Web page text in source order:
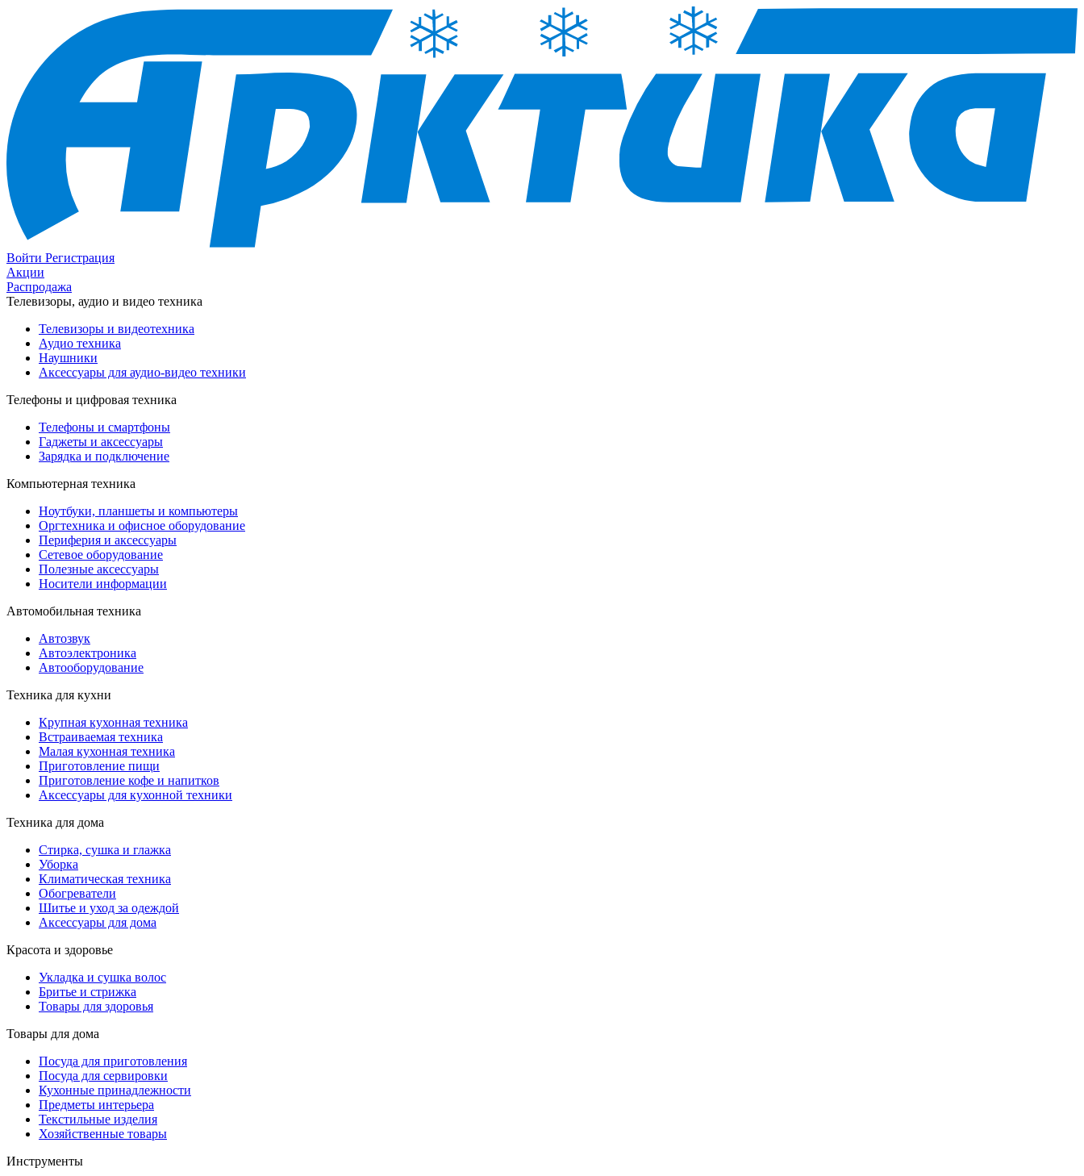
Войти Регистрация
Акции
Распродажа
Телевизоры, аудио и видео техника
Телевизоры и видеотехника
Аудио техника
Наушники
Аксессуары для аудио-видео техники
Телефоны и цифровая техника
Телефоны и смартфоны
Гаджеты и аксессуары
Зарядка и подключение
Компьютерная техника
Ноутбуки, планшеты и компьютеры
Оргтехника и офисное оборудование
Периферия и аксессуары
Cетевое оборудование
Полезные аксессуары
Носители информации
Автомобильная техника
Автозвук
Автоэлектроника
Автооборудование
Техника для кухни
Крупная кухонная техника
Встраиваемая техника
Малая кухонная техника
Приготовление пищи
Приготовление кофе и напитков
Аксессуары для кухонной техники
Техника для дома
Стирка, сушка и глажка
Уборка
Климатическая техника
Обогреватели
Шитье и уход за одеждой
Аксессуары для дома
Красота и здоровье
Укладка и сушка волос
Бритье и стрижка
Товары для здоровья
Товары для дома
Посуда для приготовления
Посуда для сервировки
Кухонные принадлежности
Предметы интерьера
Текстильные изделия
Хозяйственные товары
Инструменты